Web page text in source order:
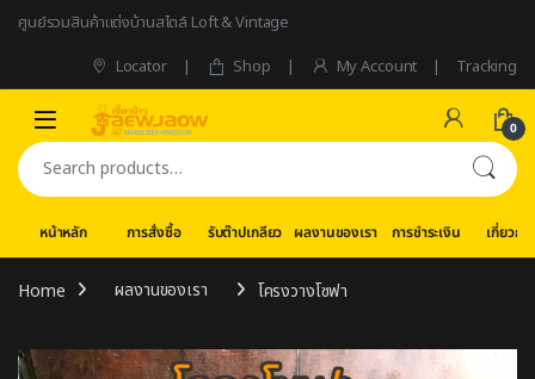
Skip to navigation
Skip to content
ศูนย์รวมสินค้าแต่งบ้านสไตล์ Loft & Vintage
Locator
Shop My Account Tracking
0
Search for:
หน้าหลัก การสั่งซื้อ รับต๊าปเกลียว ผลงานของเรา การชำระเงิน เกี่ยวกับ
Home ผลงานของเรา โครงวางโซฟา